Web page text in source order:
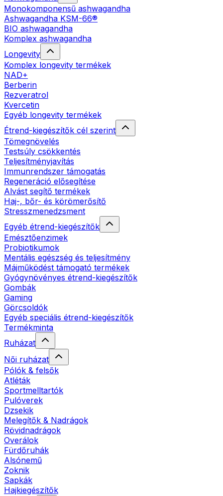
Monokomponensű ashwagandha
Ashwagandha KSM-66®
BIO ashwagandha
Komplex ashwagandha
Longevity
Komplex longevity termékek
NAD+
Berberin
Rezveratrol
Kvercetin
Egyéb longevity termékek
Étrend-kiegészítők cél szerint
Tömegnövelés
Testsúly csökkentés
Teljesítményjavítás
Immunrendszer támogatás
Regeneráció elősegítése
Alvást segítő termékek
Haj-, bőr- és körömerősítő
Stresszmenedzsment
Egyéb étrend-kiegészítők
Emésztőenzimek
Probiotikumok
Mentális egészség és teljesítmény
Májműködést támogató termékek
Gyógynövényes étrend-kiegészítők
Gombák
Gaming
Görcsoldók
Egyéb speciális étrend-kiegészítők
Termékminta
Ruházat
Női ruházat
Pólók & felsők
Atléták
Sportmelltartók
Pulóverek
Dzsekik
Melegítők & Nadrágok
Rövidnadrágok
Overálok
Fürdőruhák
Alsónemű
Zoknik
Sapkák
Hajkiegészítők